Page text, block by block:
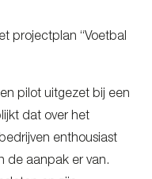
projectplan “Voetbal
pilot uitgezet bij een
dat over het
enthousiast
de aanpak er van.